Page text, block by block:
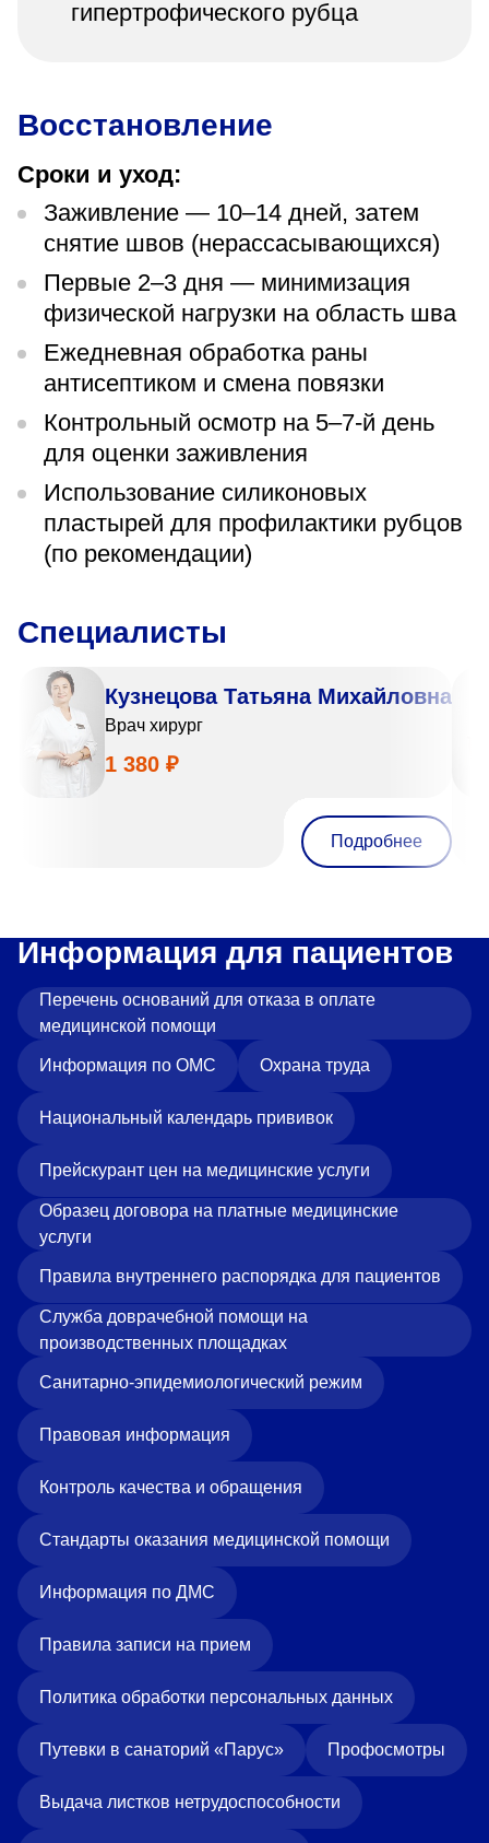
гипертрофического рубца
Восстановление
Сроки и уход:
Заживление — 10–14 дней, затем
снятие швов (нерассасывающихся)
Первые 2–3 дня — минимизация
физической нагрузки на область шва
Ежедневная обработка раны
антисептиком и смена повязки
Контрольный осмотр на 5–7-й день
для оценки заживления
Использование силиконовых
пластырей для профилактики рубцов
(по рекомендации)
Специалисты
Кузнецова Татьяна Михайловна
Врач хирург
1 380 ₽
Подробнее
Информация для пациентов
Перечень оснований для отказа в оплате
медицинской помощи
Информация по ОМС Охрана труда
Национальный календарь прививок
Прейскурант цен на медицинские услуги
Образец договора на платные медицинские
услуги
Правила внутреннего распорядка для пациентов
Служба доврачебной помощи на
производственных площадках
Санитарно-эпидемиологический режим
Правовая информация
Контроль качества и обращения
Стандарты оказания медицинской помощи
Информация по ДМС
Правила записи на прием
Политика обработки персональных данных
Путевки в санаторий «Парус» Профосмотры
Выдача листков нетрудоспособности